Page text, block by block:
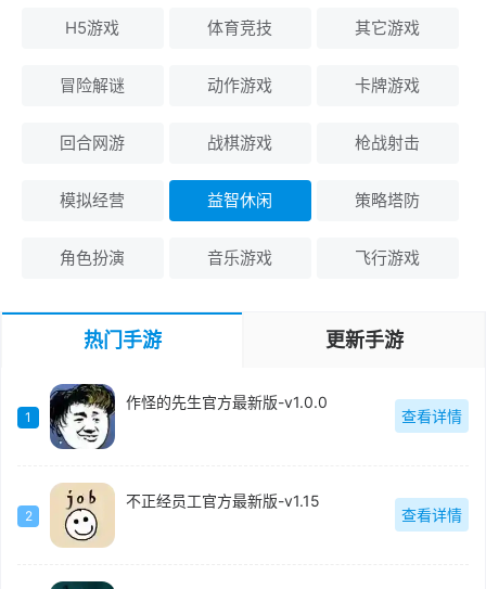
H5游戏 体育竞技 其它游戏
冒险解谜 动作游戏 卡牌游戏
回合网游 战棋游戏 枪战射击
模拟经营 益智休闲 策略塔防
角色扮演 音乐游戏 飞行游戏
热门手游 更新手游
1
作怪的先生官方最新版-v1.0.0
查看详情
2
不正经员工官方最新版-v1.15
查看详情